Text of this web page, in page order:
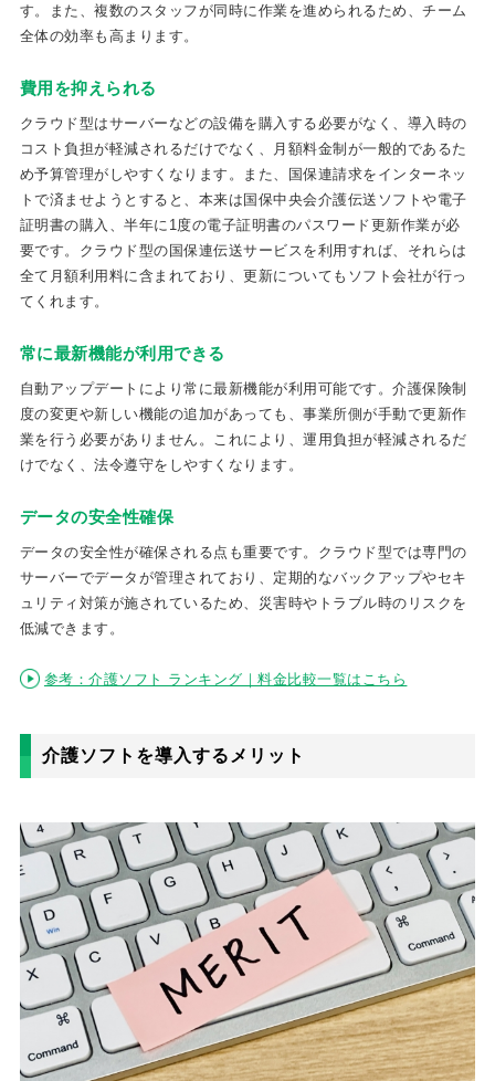
す。また、複数のスタッフが同時に作業を進められるため、チーム
全体の効率も高まります。
費用を抑えられる
クラウド型はサーバーなどの設備を購入する必要がなく、導入時の
コスト負担が軽減されるだけでなく、月額料金制が一般的であるた
め予算管理がしやすくなります。また、国保連請求をインターネッ
トで済ませようとすると、本来は国保中央会介護伝送ソフトや電子
証明書の購入、半年に1度の電子証明書のパスワード更新作業が必
要です。クラウド型の国保連伝送サービスを利用すれば、それらは
全て月額利用料に含まれており、更新についてもソフト会社が行っ
てくれます。
常に最新機能が利用できる
自動アップデートにより常に最新機能が利用可能です。介護保険制
度の変更や新しい機能の追加があっても、事業所側が手動で更新作
業を行う必要がありません。これにより、運用負担が軽減されるだ
けでなく、法令遵守をしやすくなります。
データの安全性確保
データの安全性が確保される点も重要です。クラウド型では専門の
サーバーでデータが管理されており、定期的なバックアップやセキ
ュリティ対策が施されているため、災害時やトラブル時のリスクを
低減できます。
参考：介護ソフト ランキング｜料金比較一覧はこちら
介護ソフトを導入するメリット